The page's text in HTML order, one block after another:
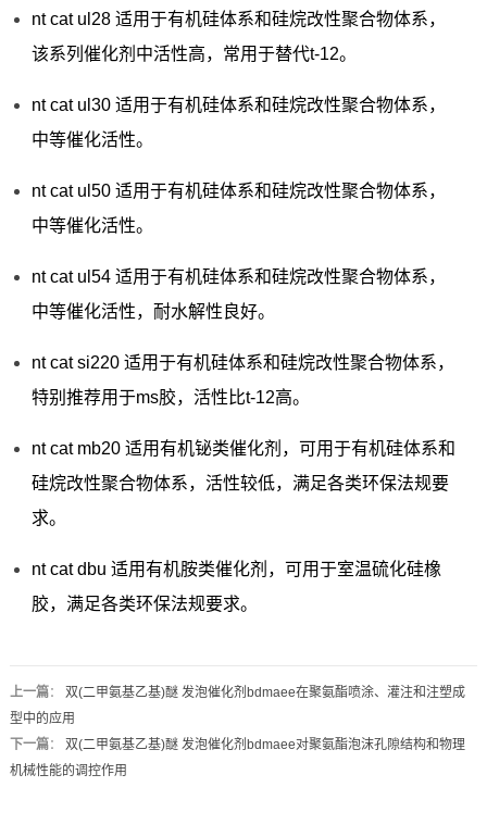
nt cat ul28 适用于有机硅体系和硅烷改性聚合物体系，
该系列催化剂中活性高，常用于替代t-12。
nt cat ul30 适用于有机硅体系和硅烷改性聚合物体系，
中等催化活性。
nt cat ul50 适用于有机硅体系和硅烷改性聚合物体系，
中等催化活性。
nt cat ul54 适用于有机硅体系和硅烷改性聚合物体系，
中等催化活性，耐水解性良好。
nt cat si220 适用于有机硅体系和硅烷改性聚合物体系，
特别推荐用于ms胶，活性比t-12高。
nt cat mb20 适用有机铋类催化剂，可用于有机硅体系和
硅烷改性聚合物体系，活性较低，满足各类环保法规要
求。
nt cat dbu 适用有机胺类催化剂，可用于室温硫化硅橡
胶，满足各类环保法规要求。
上一篇： 双(二甲氨基乙基)醚 发泡催化剂bdmaee在聚氨酯喷涂、灌注和注塑成
型中的应用
下一篇： 双(二甲氨基乙基)醚 发泡催化剂bdmaee对聚氨酯泡沫孔隙结构和物理
机械性能的调控作用